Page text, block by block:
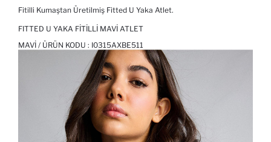
Fitilli Kumaştan Üretilmiş Fitted U Yaka Atlet.
FITTED U YAKA FITILLI MAVI ATLET
MAVI / ÜRÜN KODU : I0315AXBE511